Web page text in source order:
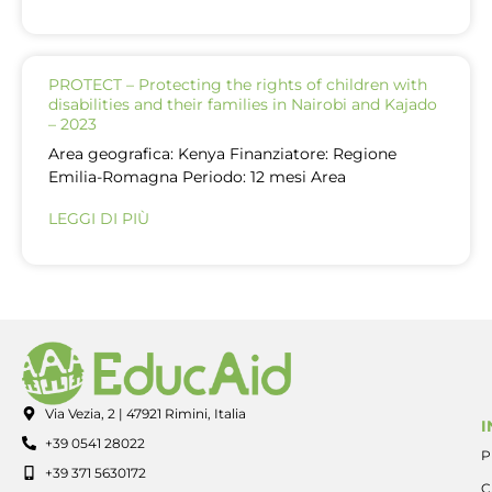
PROTECT – Protecting the rights of children with
disabilities and their families in Nairobi and Kajado
– 2023
Area geografica: Kenya Finanziatore: Regione
Emilia-Romagna Periodo: 12 mesi Area
LEGGI DI PIÙ
Via Vezia, 2 | 47921 Rimini, Italia
+39 0541 28022
+39 371 5630172